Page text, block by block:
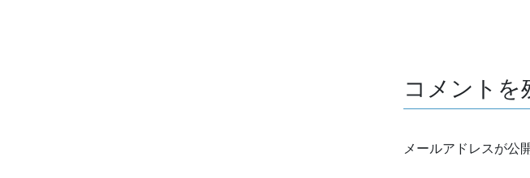
コメントを
メールアドレスが公